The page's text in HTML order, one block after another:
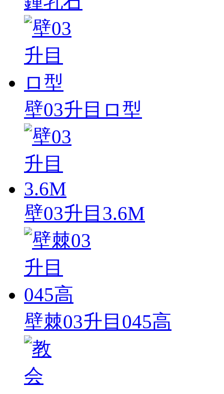
壁03升目ロ型
壁03升目3.6M
壁棘03升目045高